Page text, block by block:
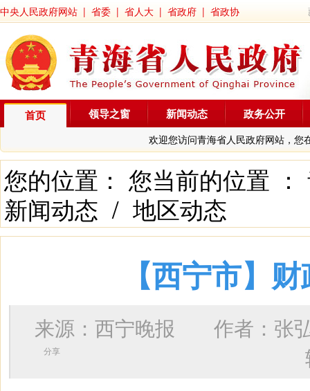
中央人民政府网站 | 省委 | 省人大 | 省政府 | 省政协
首页
欢迎您访问青海省人民政府网站，您
领导之窗 新闻动态 政务公开
您的位置： 您当前的位置 ：
新闻动态 / 地区动态
【西宁市】
来源：西宁晚报 作者： 张
分享